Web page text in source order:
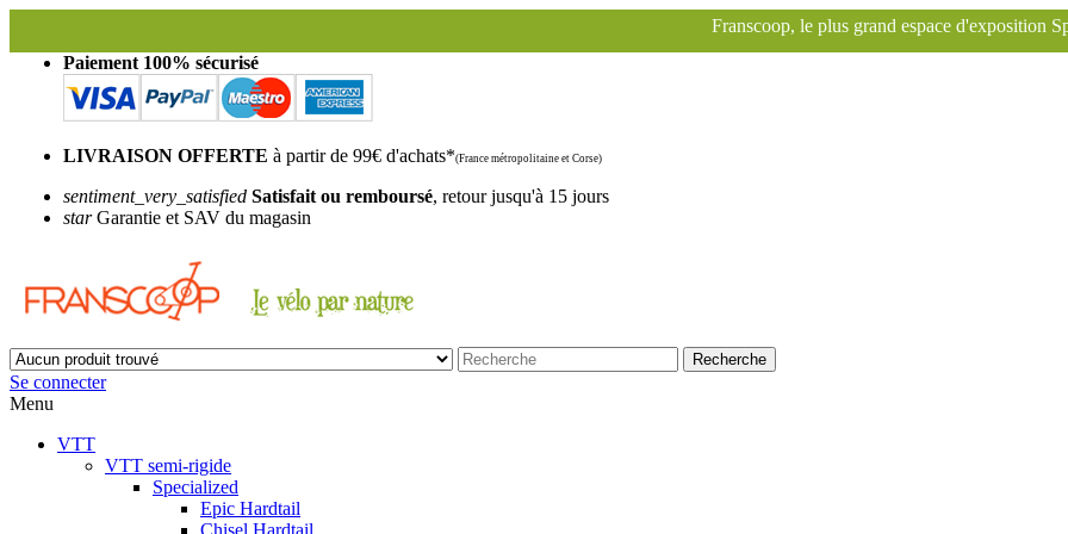
Franscoop, le plus grand espace d'exposition Specialized à Paris
Paiement 100% sécurisé
LIVRAISON OFFERTE à partir de 99€ d'achats*(France métropolitaine et Corse)
sentiment_very_satisfied Satisfait ou remboursé, retour jusqu'à 15 jours
starGarantie et SAV du magasin
Recherche
Se connecter
Menu
VTT
VTT semi-rigide
Specialized
Epic Hardtail
Chisel Hardtail